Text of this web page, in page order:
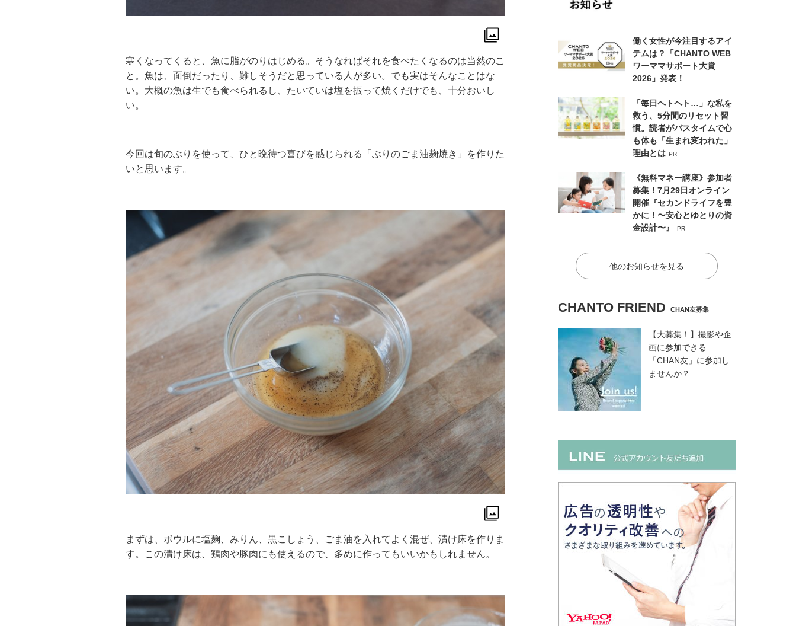
寒くなってくると、魚に脂がのりはじめる。そうなればそれを食べたくなるのは当然のこ
と。魚は、面倒だったり、難しそうだと思っている人が多い。でも実はそんなことはな
い。大概の魚は生でも食べられるし、たいていは塩を振って焼くだけでも、十分おいし
い。
今回は旬のぶりを使って、ひと晩待つ喜びを感じられる「ぶりのごま油麹焼き」を作りた
いと思います。
まずは、ボウルに塩麹、みりん、黒こしょう、ごま油を入れてよく混ぜ、漬け床を作りま
す。この漬け床は、鶏肉や豚肉にも使えるので、多めに作ってもいいかもしれません。
働く女性が今注目するアイ
テムは？「CHANTO WEB
ワーママサポート大賞
2026」発表！
「毎日ヘトヘト…」な私を
救う、5分間のリセット習
慣。読者がバスタイムで心
も体も「生まれ変われた」
理由とは PR
《無料マネー講座》参加者
募集！7月29日オンライン
開催『セカンドライフを豊
かに！〜安心とゆとりの資
金設計〜』
PR
他のお知らせを見る
CHANTO FRIEND CHAN友募集
【大募集！】撮影や企
画に参加できる
「CHAN友」に参加し
ませんか？